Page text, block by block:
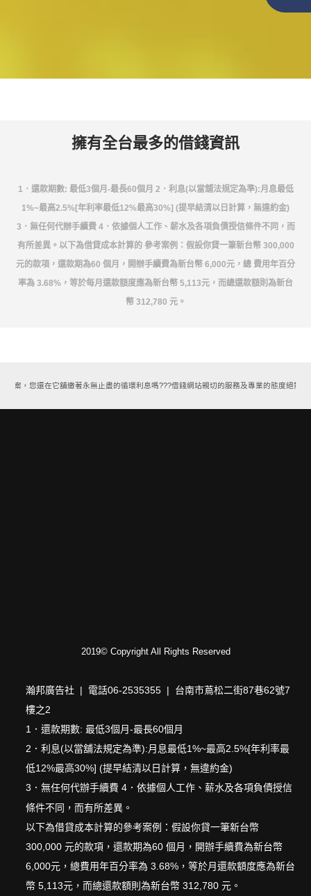
擁有全台最多的借錢資訊
1．還款期數: 最低3個月-最長60個月 2．利息(以當舖法規定為準):月息最低
1%~最高2.5%[年利率最低12%最高30%] (提早結清以日計算，無違約金)
3．無任何代辦手續費 4．依據個人工作、薪水及各項負債授信條件不同，而
有所差異。以下為借貸成本計算的 參考案例：假設你貸一筆新台幣 300,000
元的款項，還款期為60 個月，開辦手續費為新台幣 6,000元，總 費用年百分
率為 3.68%，等於每月還款額度應為新台幣 5,113元，而總還款額則為新台
幣 312,780 元。
方案，您還在它舖繳著永無止盡的循環利息嗎???借錢網站親切的服務及專業的態度絕對
2019© Copyright All Rights Reserved
瀚邦廣告社 | 電話06-2535355 | 台南市蔦松二街87巷62號7
樓之2
1．還款期數: 最低3個月-最長60個月
2．利息(以當舖法規定為準):月息最低1%~最高2.5%[年利率最
低12%最高30%] (提早結清以日計算，無違約金)
3．無任何代辦手續費 4．依據個人工作、薪水及各項負債授信
條件不同，而有所差異。
以下為借貸成本計算的參考案例：假設你貸一筆新台幣
300,000 元的款項，還款期為60 個月，開辦手續費為新台幣
6,000元，總費用年百分率為 3.68%，等於月還款額度應為新台
幣 5,113元，而總還款額則為新台幣 312,780 元。